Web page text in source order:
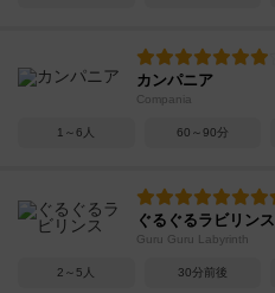
カンパニア
Compania
1～6人 60～90分
ぐるぐるラビリンス
Guru Guru Labyrinth
2～5人 30分前後